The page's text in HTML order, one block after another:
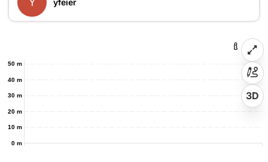
yfeier
0 m
10 m
20 m
30 m
40 m
50 m
3D